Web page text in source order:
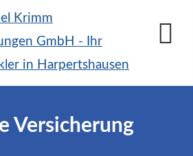
Versicherung